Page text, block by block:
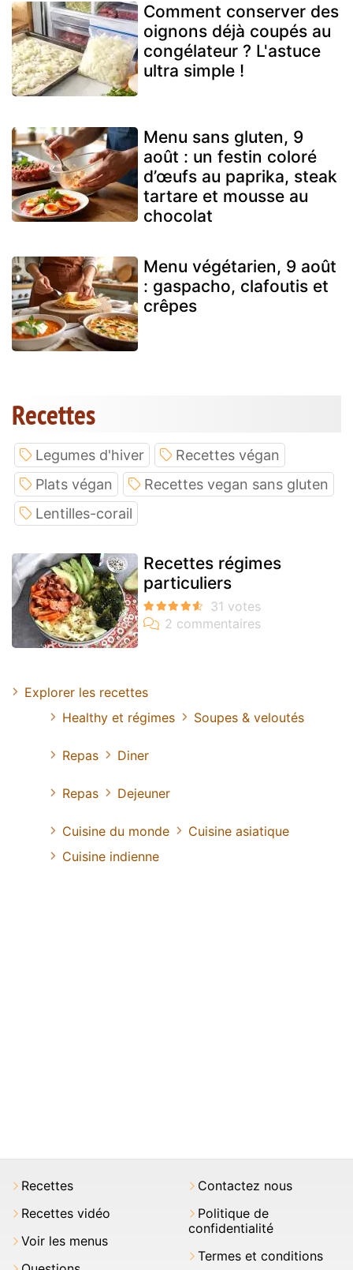
Comment conserver des
oignons déjà coupés au
congélateur ? L'astuce
ultra simple !
Menu sans gluten, 9
août : un festin coloré
d’œufs au paprika, steak
tartare et mousse au
chocolat
Menu végétarien, 9 août
: gaspacho, clafoutis et
crêpes
Recettes
Legumes d'hiver
Recettes végan
Plats végan
Recettes vegan sans gluten
Lentilles-corail
Recettes régimes
particuliers
Explorer les recettes
Healthy et régimes
Soupes & veloutés
Repas Diner
Repas Dejeuner
Cuisine du monde
Cuisine asiatique
Cuisine indienne
Recettes
Recettes vidéo
Voir les menus
Contactez nous
Politique de
confidentialité
Termes et conditions